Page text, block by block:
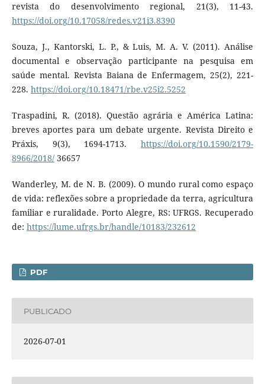
revista do desenvolvimento regional, 21(3), 11-43.
https://doi.org/10.17058/redes.v21i3.8390
Souza, J., Kantorski, L. P., & Luis, M. A. V. (2011). Análise
documental e observação participante na pesquisa em
saúde mental. Revista Baiana de Enfermagem, 25(2), 221-
228. https://doi.org/10.18471/rbe.v25i2.5252
Traspadini, R. (2018). Questão agrária e América Latina:
breves aportes para um debate urgente. Revista Direito e
Práxis, 9(3), 1694-1713.https://doi.org/10.1590/2179-
8966/2018/36657
Wanderley, M. de N. B. (2009). O mundo rural como espaço
de vida: reflexões sobre a propriedade da terra, agricultura
familiar e ruralidade. Porto Alegre, RS: UFRGS. Recuperado
de: https://lume.ufrgs.br/handle/10183/232612
PDF
PUBLICADO
2026-07-01